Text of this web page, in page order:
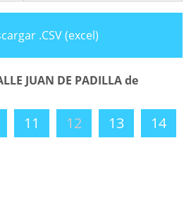
.CSV (excel)
JUAN DE PADILLA de
11 12 13
14